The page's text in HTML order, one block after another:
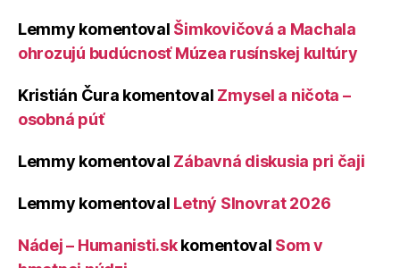
Lemmy komentoval Šimkovičová a Machala
ohrozujú budúcnosť Múzea rusínskej kultúry
Kristián Čura komentoval Zmysel a ničota –
osobná púť
Lemmy komentoval Zábavná diskusia pri čaji
Lemmy komentoval Letný Slnovrat 2026
Nádej – Humanisti.skkomentoval Som v